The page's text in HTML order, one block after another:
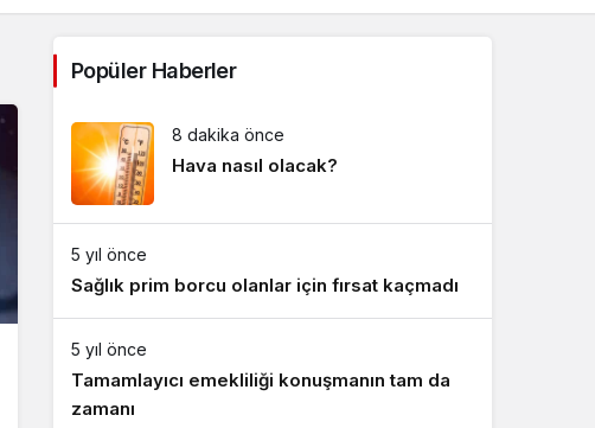
Gündüz modunu seçin.
Sistem Modu
Popüler Haberler
8 dakika önce
Hava nasıl olacak?
5 yıl önce
Sağlık prim borcu olanlar için fırsat kaçmadı
5 yıl önce
Tamamlayıcı emekliliği konuşmanın tam da
zamanı